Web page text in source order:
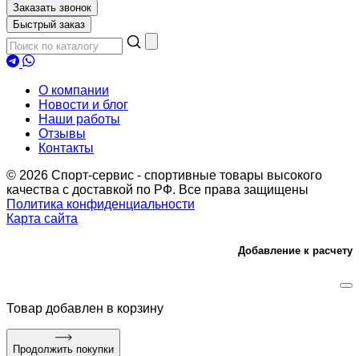
Заказать звонок
Быстрый заказ
О компании
Новости и блог
Наши работы
Отзывы
Контакты
© 2026 Спорт-сервис - спортивные товары высокого
качества с доставкой по РФ. Все права защищены
Политика конфиденциальности
Карта сайта
Добавление к расчету
Товар добавлен в корзину
Продолжить покупки